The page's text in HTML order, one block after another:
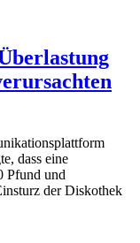
dass eine
Pfund und
der Diskothek